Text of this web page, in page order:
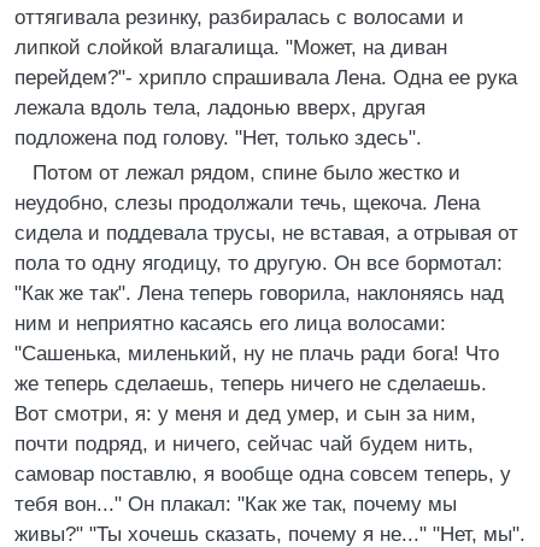
оттягивала резинку, разбиралась с волосами и
липкой слойкой влагалища. "Может, на диван
перейдем?"- хрипло спрашивала Лена. Одна ее рука
лежала вдоль тела, ладонью вверх, другая
подложена под голову. "Нет, только здесь".
Потом от лежал рядом, спине было жестко и
неудобно, слезы продолжали течь, щекоча. Лена
сидела и поддевала трусы, не вставая, а отрывая от
пола то одну ягодицу, то другую. Он все бормотал:
"Как же так". Лена теперь говорила, наклоняясь над
ним и неприятно касаясь его лица волосами:
"Сашенька, миленький, ну не плачь ради бога! Что
же теперь сделаешь, теперь ничего не сделаешь.
Вот смотри, я: у меня и дед умер, и сын за ним,
почти подряд, и ничего, сейчас чай будем нить,
самовар поставлю, я вообще одна совсем теперь, у
тебя вон..." Он плакал: "Как же так, почему мы
живы?" "Ты хочешь сказать, почему я не..." "Нет, мы".